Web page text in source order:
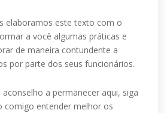
elaboramos este texto com o
a você algumas práticas e
de maneira contundente a
por parte dos seus funcionários.
aconselho a permanecer aqui, siga
comigo entender melhor os